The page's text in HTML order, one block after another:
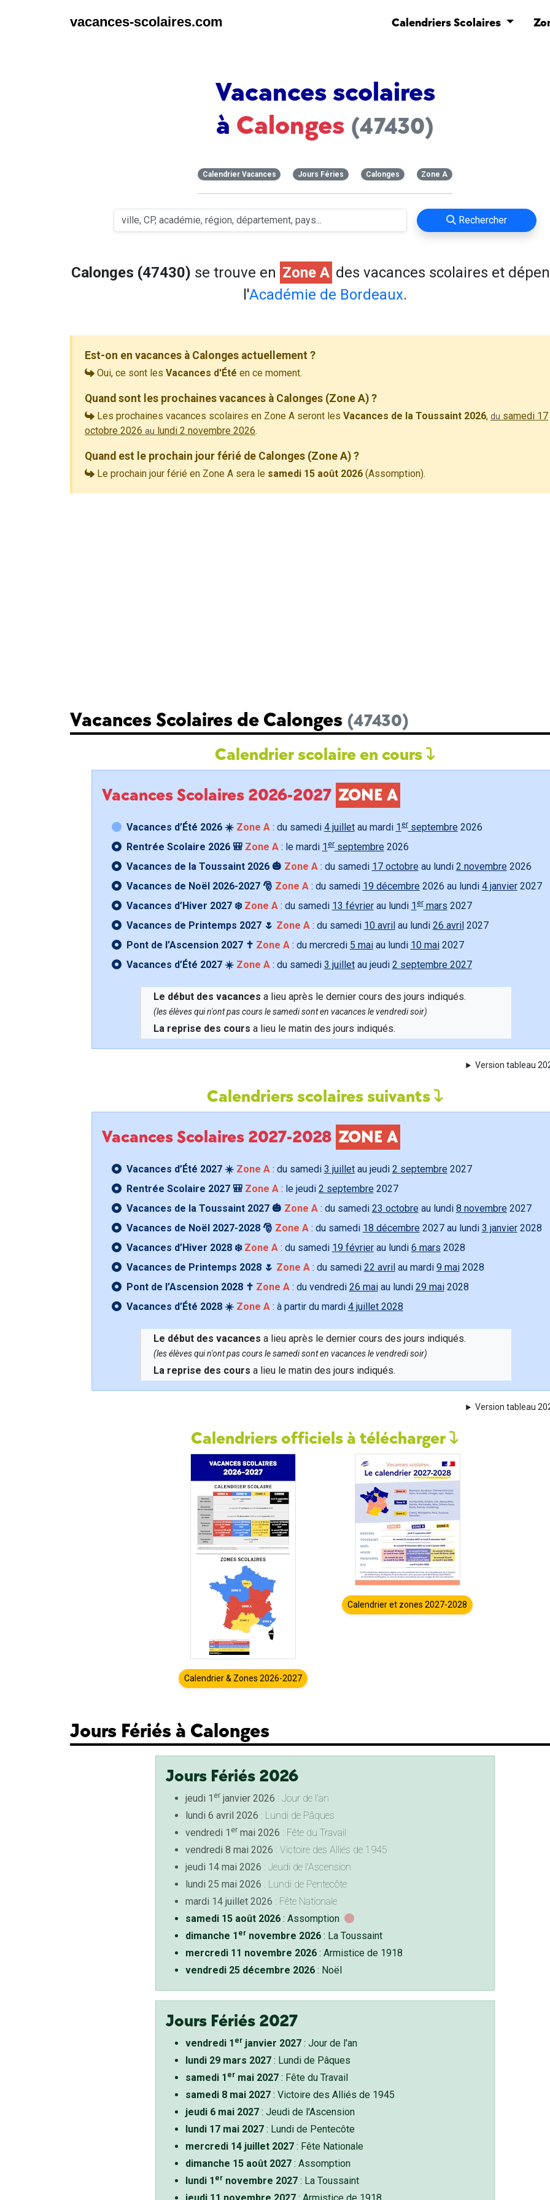
vacances-scolaires.com Calendriers Scolaires
Vacances scolaires
à Calonges (47430)
Calendrier Vacances Jours Féries Calonges Zone A
Rechercher
Calonges (47430) se trouve en Zone A des vacances scolaires et
l'Académie de Bordeaux.
Est-on en vacances à Calonges actuellement ?
Oui, ce sont les Vacances d'Été en ce moment.
Quand sont les prochaines vacances à Calonges (Zone A) ?
Les prochaines vacances scolaires en Zone A seront les Vacances de la Toussaint 2026, du samedi 17
octobre 2026 au lundi 2 novembre 2026.
Quand est le prochain jour férié de Calonges (Zone A) ?
Le prochain jour férié en Zone A sera le samedi 15 août 2026 (Assomption).
Vacances Scolaires de Calonges (47430)
Calendrier scolaire en cours
Vacances Scolaires 2026-2027 ZONE A
Vacances d’Été 2026 ☀️ Zone A: du samedi 4 juilletau mardi 1 erseptembre 2026
Rentrée Scolaire 2026 🎒 Zone A: le mardi 1erseptembre 2026
Vacances de la Toussaint 2026 🎃 Zone A: du samedi 17 octobre au lundi 2 novembre 2026
Vacances de Noël 2026-2027 🎅 Zone A: du samedi 19 décembre 2026 au lundi 4 janvier2027
Vacances d’Hiver 2027 ❄️ Zone A: du samedi 13 févrierau lundi 1ermars 2027
Vacances de Printemps 2027 🌷 Zone A: du samedi 10 avril au lundi 26 avril 2027
Pont de l’Ascension 2027 ✝️ Zone A: du mercredi 5 maiau lundi 10 mai2027
Vacances d’Été 2027 ☀️ Zone A: du samedi 3 juilletau jeudi 2 septembre 2027
Le début des vacances a lieu après le dernier cours des jours indiqués.
(les élèves qui n'ont pas cours le samedi sont en vacances le vendredi soir)
La reprise des cours a lieu le matin des jours indiqués.
Version tableau
Calendriers scolaires suivants
Vacances Scolaires 2027-2028 ZONE A
Vacances d’Été 2027 ☀️ Zone A: du samedi 3 juilletau jeudi 2 septembre 2027
Rentrée Scolaire 2027 🎒 Zone A: le jeudi 2 septembre 2027
Vacances de la Toussaint 2027 🎃 Zone A: du samedi 23 octobre au lundi 8 novembre 2027
Vacances de Noël 2027-2028 🎅 Zone A: du samedi 18 décembre 2027 au lundi 3 janvier2028
Vacances d’Hiver 2028 ❄️ Zone A: du samedi 19 févrierau lundi 6 mars 2028
Vacances de Printemps 2028 🌷 Zone A: du samedi 22 avril au mardi 9 mai2028
Pont de l’Ascension 2028 ✝️ Zone A: du vendredi 26 maiau lundi 29 mai2028
Vacances d’Été 2028 ☀️ Zone A: à partir du mardi 4 juillet 2028
Le début des vacances a lieu après le dernier cours des jours indiqués.
(les élèves qui n'ont pas cours le samedi sont en vacances le vendredi soir)
La reprise des cours a lieu le matin des jours indiqués.
Version tableau
Calendriers officiels à télécharger
Calendrier & Zones 2026-2027
Calendrier et zones 2027-2028
Jours Fériés à Calonges
Jours Fériés 2026
jeudi 1 erjanvier 2026 : Jour de l'an
lundi 6 avril 2026 : Lundi de Pâques
vendredi 1 ermai 2026 : Fête du Travail
vendredi 8 mai 2026 : Victoire des Alliés de 1945
jeudi 14 mai 2026 : Jeudi de l'Ascension
lundi 25 mai 2026 : Lundi de Pentecôte
mardi 14 juillet 2026 : Fête Nationale
samedi 15 août 2026: Assomption
dimanche 1 ernovembre 2026: La Toussaint
mercredi 11 novembre 2026: Armistice de 1918
vendredi 25 décembre 2026: Noël
Jours Fériés 2027
vendredi 1 erjanvier 2027: Jour de l'an
lundi 29 mars 2027: Lundi de Pâques
samedi 1 ermai 2027: Fête du Travail
samedi 8 mai 2027: Victoire des Alliés de 1945
jeudi 6 mai 2027: Jeudi de l'Ascension
lundi 17 mai 2027: Lundi de Pentecôte
mercredi 14 juillet 2027: Fête Nationale
dimanche 15 août 2027: Assomption
lundi 1 ernovembre 2027: La Toussaint
jeudi 11 novembre 2027: Armistice de 1918